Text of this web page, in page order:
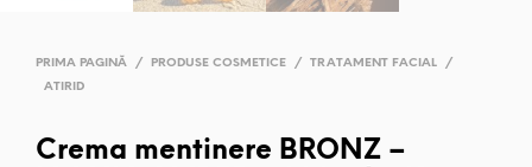
PRIMA PAGINĂ / PRODUSE COSMETICE / TRATAMENT FACIAL
/
ATIRID
Crema mentinere BRONZ –